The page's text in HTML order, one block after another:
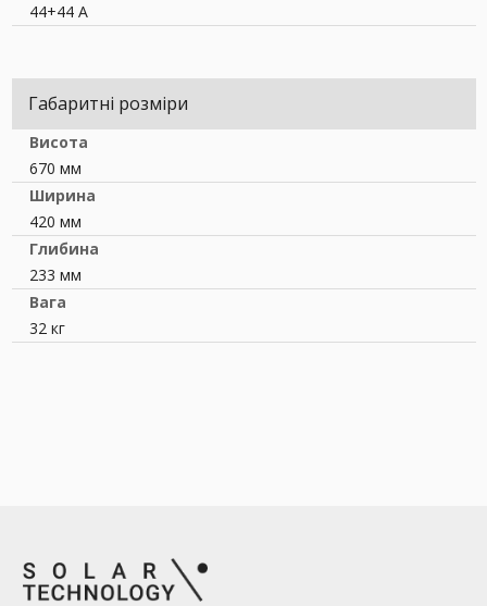
44+44 А
Габаритні розміри
Висота
670 мм
Ширина
420 мм
Глибина
233 мм
Вага
32 кг